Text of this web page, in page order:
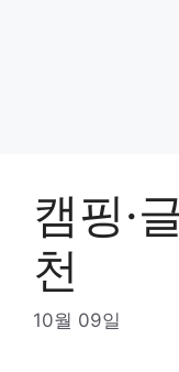
캠핑·
천
10월 09일